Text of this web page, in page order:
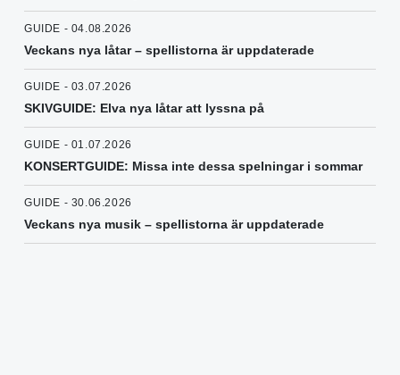
GUIDE - 04.08.2026
Veckans nya låtar – spellistorna är uppdaterade
GUIDE - 03.07.2026
SKIVGUIDE: Elva nya låtar att lyssna på
GUIDE - 01.07.2026
KONSERTGUIDE: Missa inte dessa spelningar i sommar
GUIDE - 30.06.2026
Veckans nya musik – spellistorna är uppdaterade